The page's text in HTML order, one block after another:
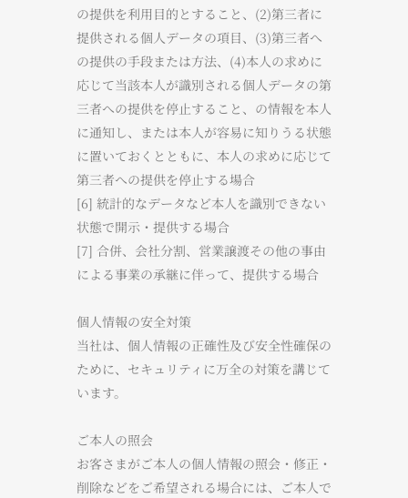
の提供を利用目的とすること、(2)第三者に
提供される個人データの項目、(3)第三者へ
の提供の手段または方法、(4)本人の求めに
応じて当該本人が識別される個人データの第
三者への提供を停止すること、の情報を本人
に通知し、または本人が容易に知りうる状態
に置いておくとともに、本人の求めに応じて
第三者への提供を停止する場合
[6] 統計的なデータなど本人を識別できない
状態で開示・提供する場合
[7] 合併、会社分割、営業譲渡その他の事由
による事業の承継に伴って、提供する場合
個人情報の安全対策
​当社は、個人情報の正確性及び安全性確保の
ために、セキュリティに万全の対策を講じて
います。
ご本人の照会
お客さまがご本人の個人情報の照会・修正・
削除などをご希望される場合には、ご本人で